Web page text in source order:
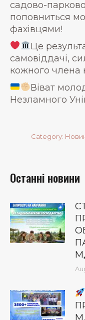
садово-
поповниться
фахівцями!
Це
самовіддачі,
кожного члена
Віват
Незламного
Category:
Останні новини